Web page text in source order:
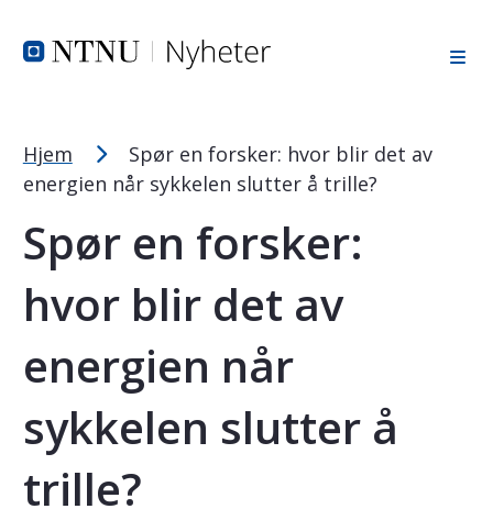
PC: Press ned CTRL og klikk på + (pluss) for å forstørre
Hjem
Spør en forsker: hvor blir det av
energien når sykkelen slutter å trille?
Spør en forsker:
hvor blir det av
energien når
sykkelen slutter å
trille?